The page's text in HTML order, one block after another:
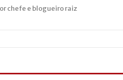
chefe e blogueiro raiz